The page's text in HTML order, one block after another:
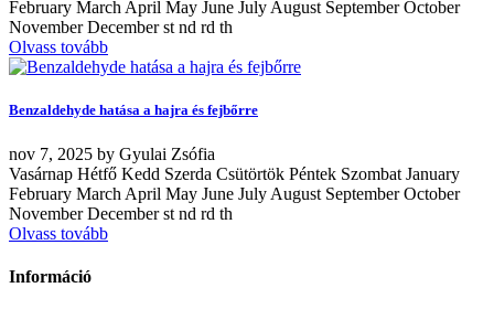
February March April May June July August September October
November December st nd rd th
Olvass tovább
Benzaldehyde hatása a hajra és fejbőrre
nov 7, 2025 by Gyulai Zsófia
Vasárnap Hétfő Kedd Szerda Csütörtök Péntek Szombat January
February March April May June July August September October
November December st nd rd th
Olvass tovább
Információ